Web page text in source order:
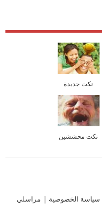
نكت جديدة
نكت محششين
سياسة الخصوصية | مراسلي